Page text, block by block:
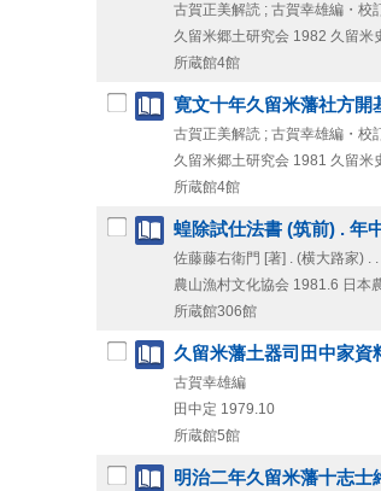
古賀正美解読 ; 古賀幸雄編・校
久留米郷土研究会 1982 久留米
所蔵館4館
寛文十年久留米藩社方開
古賀正美解読 ; 古賀幸雄編・校
久留米郷土研究会 1981 久留米
所蔵館4館
蝗除試仕法書 (筑前) . 年
佐藤藤右衛門 [著] . (横大路家) .
農山漁村文化協会 1981.6 日本
所蔵館306館
久留米藩土器司田中家資
古賀幸雄編
田中定 1979.10
所蔵館5館
明治二年久留米藩十志士